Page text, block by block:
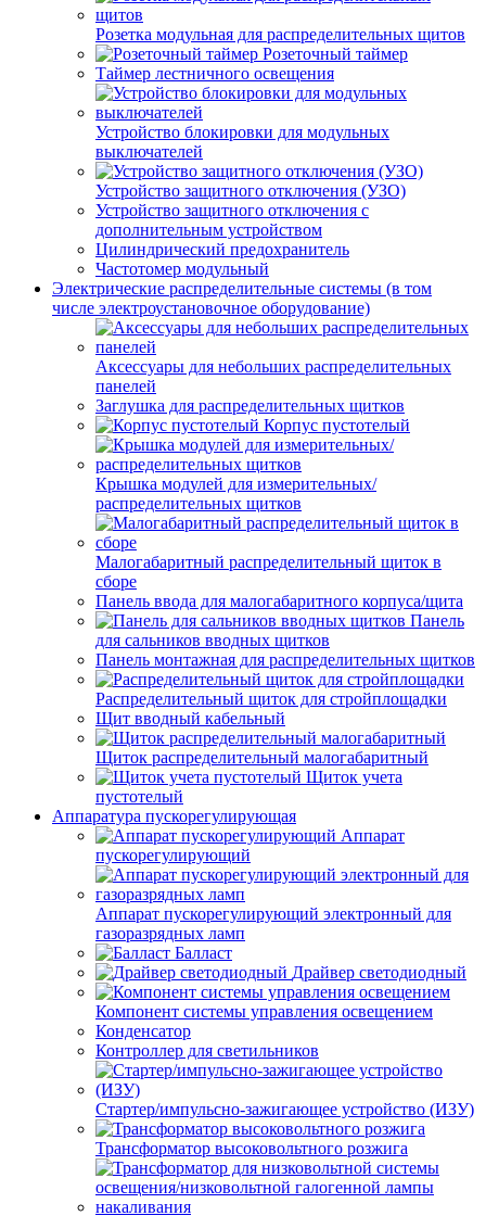
Розетка модульная для распределительных щитов
Розеточный таймер
Таймер лестничного освещения
Устройство блокировки для модульных
выключателей
Устройство защитного отключения (УЗО)
Устройство защитного отключения с
дополнительным устройством
Цилиндрический предохранитель
Частотомер модульный
Электрические распределительные системы (в том
числе электроустановочное оборудование)
Аксессуары для небольших распределительных
панелей
Заглушка для распределительных щитков
Корпус пустотелый
Крышка модулей для измерительных/
распределительных щитков
Малогабаритный распределительный щиток в
сборе
Панель ввода для малогабаритного корпуса/щита
Панель
для сальников вводных щитков
Панель монтажная для распределительных щитков
Распределительный щиток для стройплощадки
Щит вводный кабельный
Щиток распределительный малогабаритный
Щиток учета
пустотелый
Аппаратура пускорегулирующая
Аппарат
пускорегулирующий
Аппарат пускорегулирующий электронный для
газоразрядных ламп
Балласт
Драйвер светодиодный
Компонент системы управления освещением
Конденсатор
Контроллер для светильников
Стартер/импульсно-зажигающее устройство (ИЗУ)
Трансформатор высоковольтного розжига